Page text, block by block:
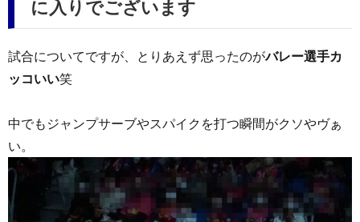
に入りでございます
試合についてですが、とりあえず思ったのがバレー選手カ
ッコいい笑
中でもジャンプサーブやスパイクを打つ瞬間がクソやヴぁ
い。